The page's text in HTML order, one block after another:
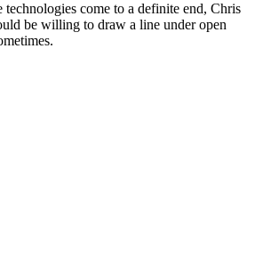
technologies come to a definite end, Chris
be willing to draw a line under open